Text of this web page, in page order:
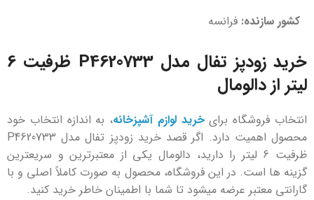
کشور سازنده: فرانسه
خرید زودپز تفال مدل P4620733 ظرفیت 6
لیتر از دالومال
انتخاب فروشگاه برایخرید لوازم آشپزخانه، به ‌اندازه انتخاب خود
محصول اهمیت دارد. اگر قصد خرید زودپز تفال مدل P4620733
ظرفیت 6 لیتر را دارید، دالومال یکی از معتبرترین و سریعترین
گزینه ‌ها است. در این فروشگاه، محصول به ‌صورت کاملاً اصلی و با
گارانتی معتبر عرضه میشود تا شما با اطمینان خاطر خرید کنید.